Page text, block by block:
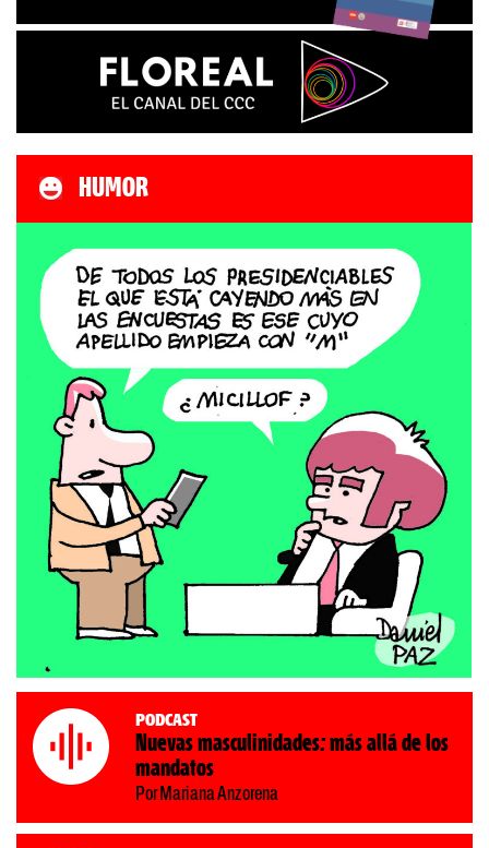
HUMOR
Podcast
Nuevas masculinidades: más allá de los
mandatos
Por Mariana Anzorena